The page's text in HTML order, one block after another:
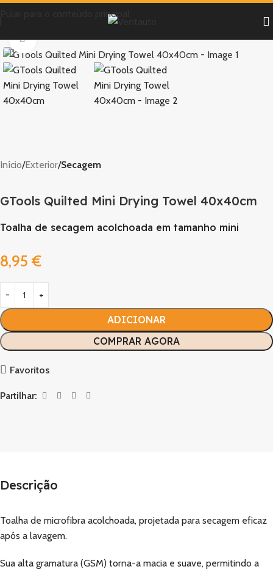
Pular para o conteúdo principal
Clique para ampliar
Início Exterior Secagem
GTools Quilted Mini Drying Towel 40x40cm
Toalha de secagem acolchoada em tamanho mini
8,95 €
ADICIONAR
COMPRAR AGORA
Favoritos
Partilhar:
Descrição
Toalha de microfibra acolchoada, projetada para secagem eficaz
após a lavagem.
Sua alta gramatura (GSM) torna-a macia e suave, permitindo a